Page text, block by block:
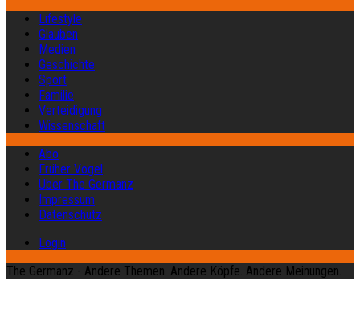
Lifestyle
Glauben
Medien
Geschichte
Sport
Familie
Verteidigung
Wissenschaft
Abo
Früher Vogel
Über The Germanz
Impressum
Datenschutz
Login
The Germanz - Andere Themen. Andere Köpfe. Andere Meinungen.